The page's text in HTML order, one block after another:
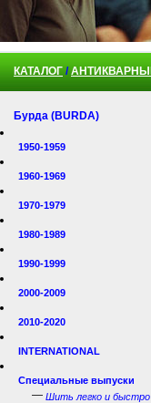
КАТАЛОГ /
Бурда (BURDA)
1950-1959
1960-1969
1970-1979
1980-1989
1990-1999
2000-2009
2010-2020
INTERNATIONAL
Специальные выпуски
— Шить легко и быстро